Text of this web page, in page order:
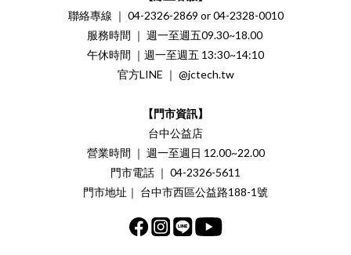
聯絡專線 ｜ 04-2326-2869 or 04-2328-0010
服務時間 ｜ 週一至週五09.30~18.00
午休時間 ｜週一至週五 13:30~14:10
官方LINE ｜ @jctech.tw
【門市資訊】
台中公益店
營業時間 ｜ 週一至週日 12.00~22.00
門市電話 ｜ 04-2326-5611
門市地址｜ 台中市西區公益路188-1號